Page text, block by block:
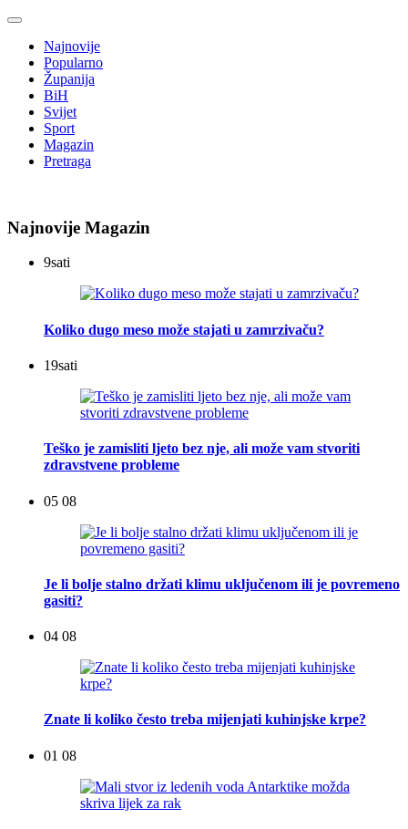
Najnovije
Popularno
Županija
BiH
Svijet
Sport
Magazin
Pretraga
Najnovije Magazin
9sati
Koliko dugo meso može stajati u zamrzivaču?
19sati
Teško je zamisliti ljeto bez nje, ali može vam stvoriti
zdravstvene probleme
05 08
Je li bolje stalno držati klimu uključenom ili je povremeno
gasiti?
04 08
Znate li koliko često treba mijenjati kuhinjske krpe?
01 08